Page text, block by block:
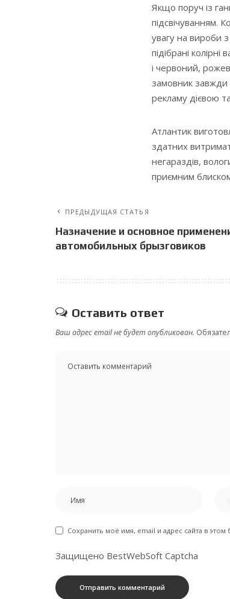
Якщо поруч із
підсвічуванням.
увагу на вироби
підібрані
і червоний,
замовник завжди
рекламу дієвою
Атлантик
здатних
негараздів,
приємним
ПРЕДЫДУЩАЯ СТАТЬЯ
Назначение и основное
автомобильных брызговиков
Оставить ответ
Ваш адрес email не будет опубликован.
Сохранить моё имя, email и адрес сайта в
Защищено BestWebSoft Captcha